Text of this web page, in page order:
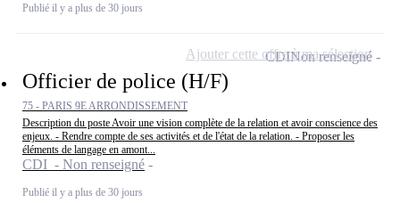
Publié il y a plus de 30 jours
Officier de police (H/F)
75 - PARIS 9E ARRONDISSEMENT
Description du poste Avoir une vision complète de la relation et avoir conscience des
enjeux. - Rendre compte de ses activités et de l'état de la relation. - Proposer les
éléments de langage en amont...
CDI - Non renseigné
Publié il y a plus de 30 jours
CDINon renseigné
Ajouter cette offre à ma sélection